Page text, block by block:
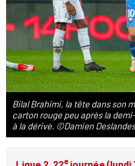
Bilal Brahimi, la tête dans son
carton rouge peu après la
à la dérive. ©Damien Deslandes
e